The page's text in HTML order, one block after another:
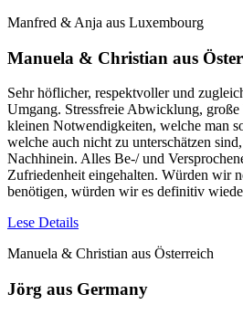
Manfred & Anja aus Luxembourg
Manuela & Christian aus
Sehr höflicher, respektvoller und
Umgang. Stressfreie Abwicklung,
kleinen Notwendigkeiten, welche man
welche auch nicht zu unterschätzen
Nachhinein. Alles Be-/ und
Zufriedenheit eingehalten. Würden wir
benötigen, würden wir es definitiv
Lese Details
Manuela & Christian aus Österreich
Jörg aus Germany